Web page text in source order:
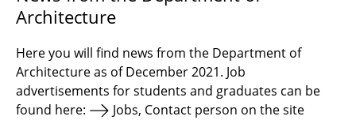
Qualification profile
Semester Programme
Internationales
Architecture
Here you will find news from the Department of
Architecture as of December 2021. Job
advertisements for students and graduates can be
found here:
Jobs, Contact person on the site